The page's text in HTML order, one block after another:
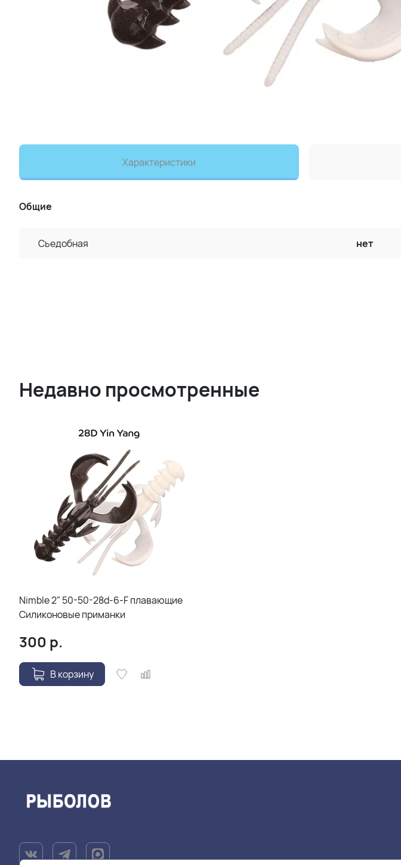
Характеристики
Общие
Сьедобная нет
Недавно просмотренные
Nimble 2" 50-50-28d-6-F плавающие
Силиконовые приманки
300 р.
В корзину